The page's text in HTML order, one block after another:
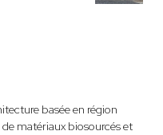
basée en région
matériaux biosourcés et